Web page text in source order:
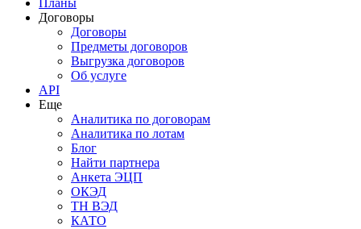
Планы
Договоры
Договоры
Предметы договоров
Выгрузка договоров
Об услуге
API
Еще
Аналитика по договорам
Аналитика по лотам
Блог
Найти партнера
Анкета ЭЦП
ОКЭД
ТН ВЭД
КАТО